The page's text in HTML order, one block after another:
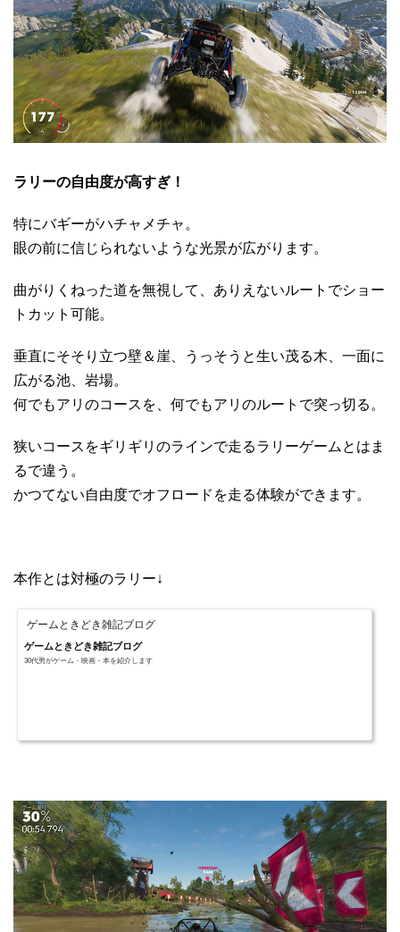
ラリーの自由度が高すぎ！
特にバギーがハチャメチャ。
眼の前に信じられないような光景が広がります。
曲がりくねった道を無視して、ありえないルートでショー
トカット可能。
垂直にそそり立つ壁＆崖、うっそうと生い茂る木、一面に
広がる池、岩場。
何でもアリのコースを、何でもアリのルートで突っ切る。
狭いコースをギリギリのラインで走るラリーゲームとはま
るで違う。
かつてない自由度でオフロードを走る体験ができます。
本作とは対極のラリー↓
ゲームときどき雑記ブログ
ゲームときどき雑記ブログ
30代男がゲーム・映画・本を紹介します